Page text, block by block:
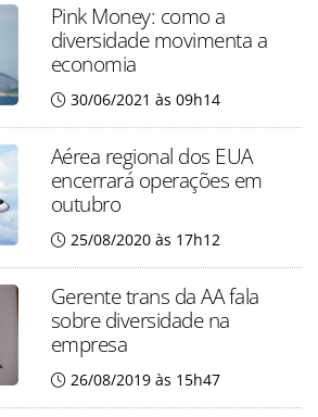
Pink Money: como a
diversidade movimenta a
economia
30/06/2021 às 09h14
Aérea regional dos EUA
encerrará operações em
outubro
25/08/2020 às 17h12
Gerente trans da AA fala
sobre diversidade na
empresa
26/08/2019 às 15h47